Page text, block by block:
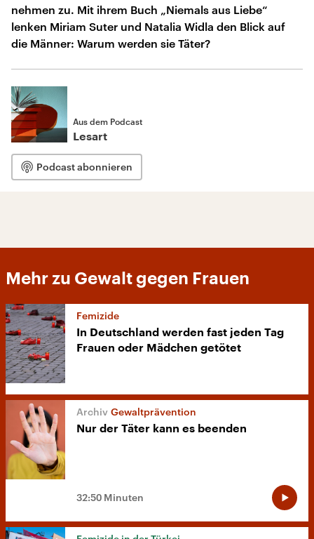
nehmen zu. Mit ihrem Buch „Niemals aus Liebe“
lenken Miriam Suter und Natalia Widla den Blick auf
die Männer: Warum werden sie Täter?
Aus dem Podcast
Lesart
Podcast abonnieren
Mehr zu Gewalt gegen Frauen
Femizide
In Deutschland werden fast jeden Tag
Frauen oder Mädchen getötet
Gewaltprävention
Nur der Täter kann es beenden
32:50 Minuten